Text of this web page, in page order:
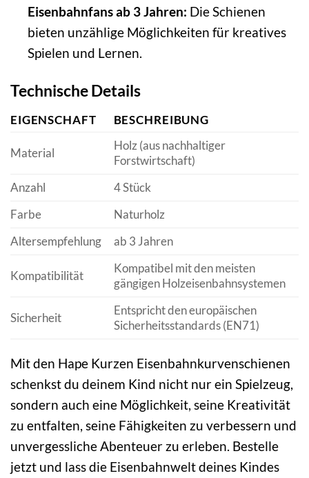
Eisenbahnfans ab 3 Jahren: Die Schienen
bieten unzählige Möglichkeiten für kreatives
Spielen und Lernen.
Technische Details
EIGENSCHAFT BESCHREIBUNG
Material
Holz (aus nachhaltiger
Forstwirtschaft)
Anzahl
4 Stück
Farbe
Naturholz
Altersempfehlung
ab 3 Jahren
Kompatibilität
Kompatibel mit den meisten
gängigen Holzeisenbahnsystemen
Sicherheit
Entspricht den europäischen
Sicherheitsstandards (EN71)
Mit den Hape Kurzen Eisenbahnkurvenschienen
schenkst du deinem Kind nicht nur ein Spielzeug,
sondern auch eine Möglichkeit, seine Kreativität
zu entfalten, seine Fähigkeiten zu verbessern und
unvergessliche Abenteuer zu erleben. Bestelle
jetzt und lass die Eisenbahnwelt deines Kindes